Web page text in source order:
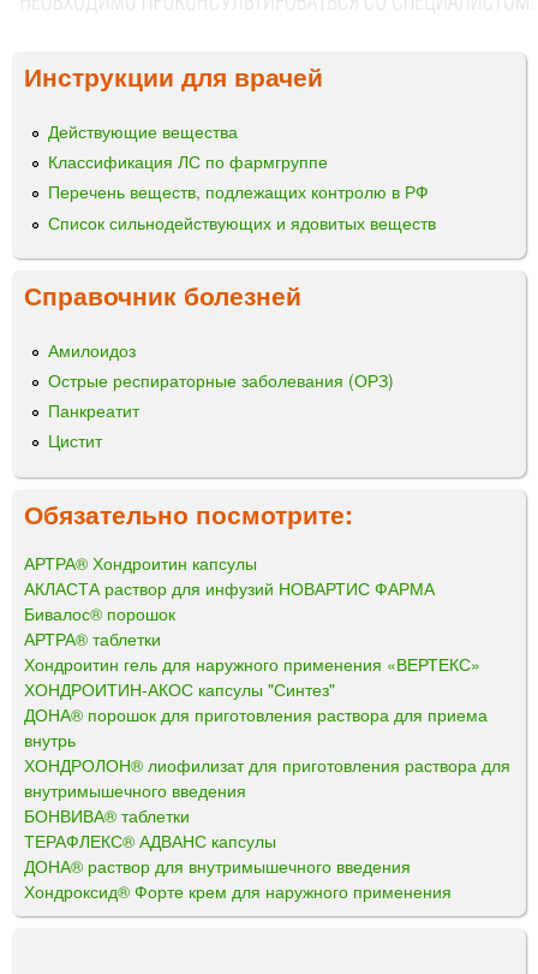
Инструкции для врачей
Действующие вещества
Классификация ЛС по фармгруппе
Перечень веществ, подлежащих контролю в РФ
Список сильнодействующих и ядовитых веществ
Справочник болезней
Амилоидоз
Острые респираторные заболевания (ОРЗ)
Панкреатит
Цистит
Обязательно посмотрите:
АРТРА® Хондроитин капсулы
АКЛАСТА раствор для инфузий НОВАРТИС ФАРМА
Бивалос® порошок
АРТРА® таблетки
Хондроитин гель для наружного применения «ВЕРТЕКС»
ХОНДРОИТИН-АКОС капсулы "Синтез"
ДОНА® порошок для приготовления раствора для приема
внутрь
ХОНДРОЛОН® лиофилизат для приготовления раствора для
внутримышечного введения
БОНВИВА® таблетки
ТЕРАФЛЕКС® АДВАНС капсулы
ДОНА® раствор для внутримышечного введения
Хондроксид® Форте крем для наружного применения